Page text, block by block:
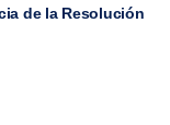
de la Resolución